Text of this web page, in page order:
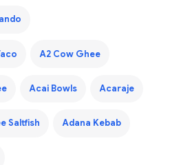
A2 Cow Ghee
Acai Bowls Acaraje
Saltfish Adana Kebab